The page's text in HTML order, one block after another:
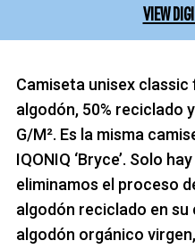
VIEW
Camiseta unisex
algodón, 50% reciclado
G/M². Es la misma
IQONIQ ‘Bryce’. Solo
eliminamos el proceso
algodón reciclado en
algodón orgánico